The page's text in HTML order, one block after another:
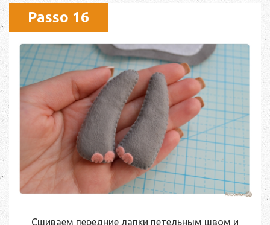
Passo 16
Сшиваем передние лапки петельным швом и